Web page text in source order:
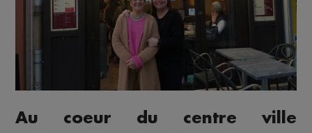
Au coeur du centre ville